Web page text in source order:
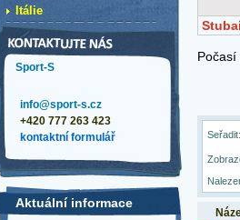
Seřadit:
Itálie
Sport-S
info@sport-s.cz
+420 777 263 423
kontaktní formulář
Aktuální informace